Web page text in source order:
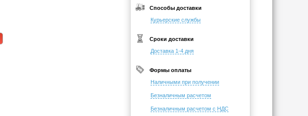
Способы доставки
Курьерские службы
Сроки доставки
Доставка 1-4 дня
Формы оплаты
Наличными при получении
Безналичным расчетом
Безналичным расчетом с НДС